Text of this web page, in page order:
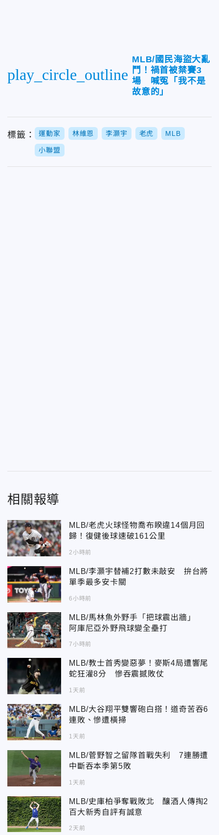
play_circle_outline
MLB/國民海盜大亂
鬥！禍首被禁賽3
場 喊冤「我不是
故意的」
標籤： 運動家 林維恩 李灝宇 老虎 MLB
小聯盟
相關報導
MLB/老虎火球怪物喬布睽違14個月回
歸！復健後球速破161公里
2小時前
MLB/李灝宇替補2打數未敲安 拚台將
單季最多安卡關
6小時前
MLB/馬林魚外野手「把球震出牆」
阿庫尼亞外野飛球變全壘打
7小時前
MLB/教士首秀變惡夢！麥斯4局遭響尾
蛇狂灌8分 慘吞震撼敗仗
1天前
MLB/大谷翔平雙響砲白搭！道奇苦吞6
連敗、慘遭橫掃
1天前
MLB/菅野智之留隊首戰失利 7連勝遭
中斷吞本季第5敗
1天前
MLB/史庫柏爭奪戰敗北 釀酒人傳掏2
百大新秀自評有誠意
2天前